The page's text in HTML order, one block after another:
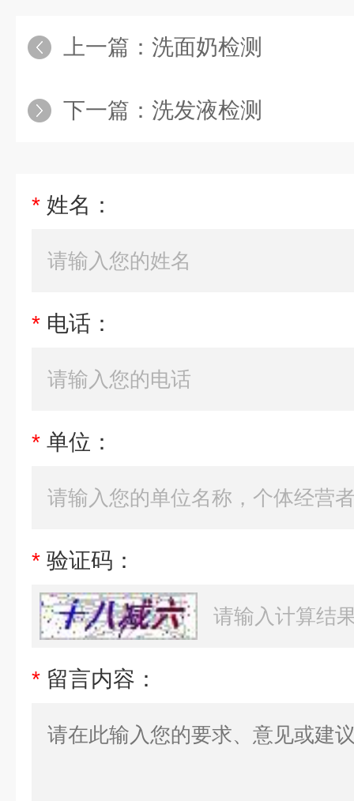
上一篇： 洗面奶检测
下一篇： 洗发液检测
* 姓名：
* 电话：
* 单位：
* 验证码：
* 留言内容：